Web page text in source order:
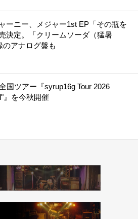
ーニー、メジャー1st EP「その瓶を
決定。「クリームソーダ（猛暑
のアナログ盤も
国ツアー『syrup16g Tour 2026
』を今秋開催